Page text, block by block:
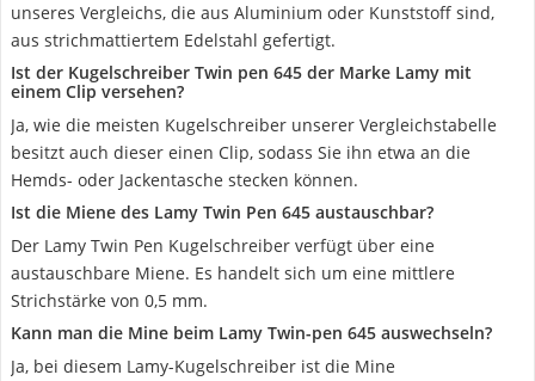
unseres Vergleichs, die aus Aluminium oder Kunststoff sind,
aus strichmattiertem Edelstahl gefertigt.
Ist der Kugelschreiber Twin pen 645 der Marke Lamy mit
einem Clip versehen?
Ja, wie die meisten Kugelschreiber unserer Vergleichstabelle
besitzt auch dieser einen Clip, sodass Sie ihn etwa an die
Hemds- oder Jackentasche stecken können.
Ist die Miene des Lamy Twin Pen 645 austauschbar?
Der Lamy Twin Pen Kugelschreiber verfügt über eine
austauschbare Miene. Es handelt sich um eine mittlere
Strichstärke von 0,5 mm.
Kann man die Mine beim Lamy Twin-pen 645 auswechseln?
Ja, bei diesem Lamy-Kugelschreiber ist die Mine